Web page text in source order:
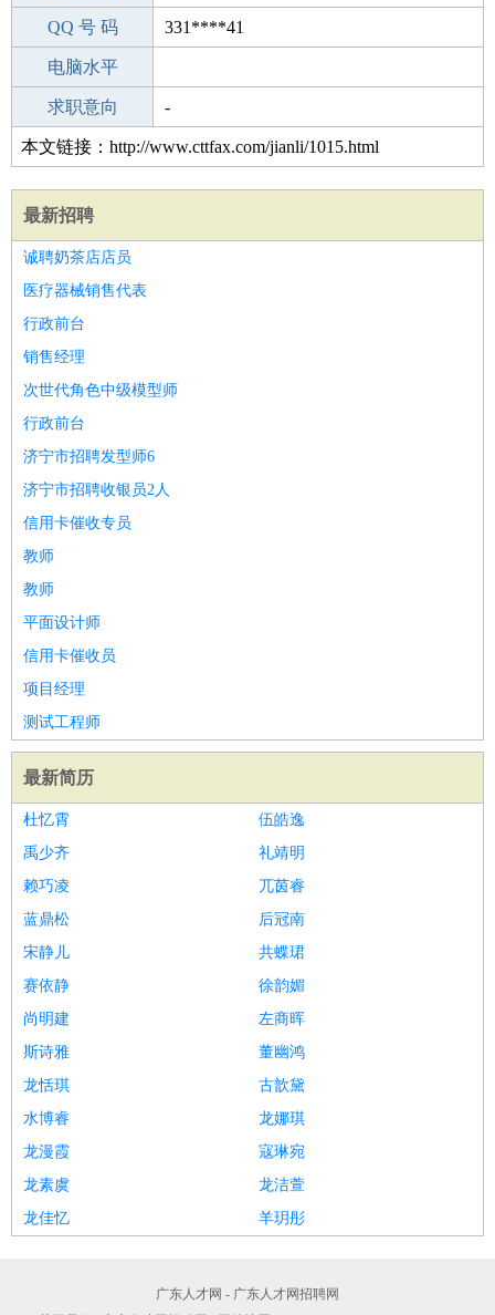
手机号码 188****0847
QQ 号 码 331****41
微信号码
电脑水平
外语水平
求职意向 -
本文链接：http://www.cttfax.com/jianli/1015.html
最新招聘
诚聘奶茶店店员
医疗器械销售代表
行政前台
销售经理
次世代角色中级模型师
行政前台
济宁市招聘发型师6
济宁市招聘收银员2人
信用卡催收专员
教师
教师
平面设计师
信用卡催收员
项目经理
测试工程师
最新简历
杜忆霄
伍皓逸
禹少齐
礼靖明
赖巧凌
兀茵睿
蓝鼎松
后冠南
宋静儿
共蝶珺
赛依静
徐韵媚
尚明建
左商晖
斯诗雅
董幽鸿
龙恬琪
古歆黛
水博睿
龙娜琪
龙漫霞
寇琳宛
龙素虞
龙洁萱
龙佳忆
羊玥彤
广东人才网 - 广东人才网招聘网